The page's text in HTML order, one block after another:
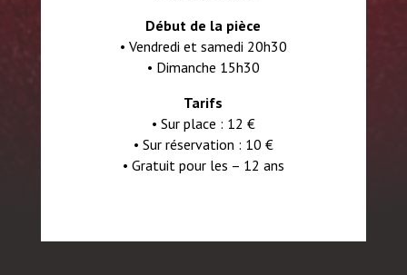
Début de la pièce
• Vendredi et samedi 20h30
• Dimanche 15h30
Tarifs
• Sur place : 12 €
• Sur réservation : 10 €
• Gratuit pour les – 12 ans